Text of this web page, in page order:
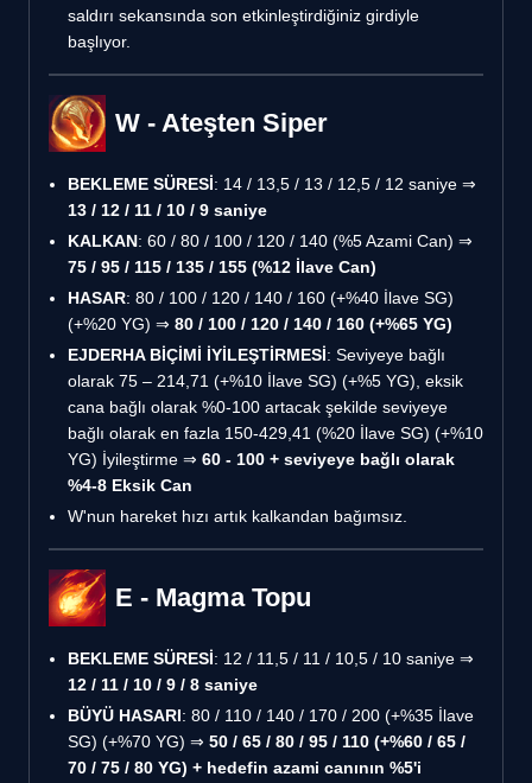
saldırı sekansında son etkinleştirdiğiniz girdiyle
başlıyor.
W - Ateşten Siper
BEKLEME SÜRESİ: 14 / 13,5 / 13 / 12,5 / 12 saniye ⇒
13 / 12 / 11 / 10 / 9 saniye
KALKAN: 60 / 80 / 100 / 120 / 140 (%5 Azami Can) ⇒
75 / 95 / 115 / 135 / 155 (%12 İlave Can)
HASAR: 80 / 100 / 120 / 140 / 160 (+%40 İlave SG)
(+%20 YG) ⇒ 80 / 100 / 120 / 140 / 160 (+%65 YG)
EJDERHA BİÇİMİ İYİLEŞTİRMESİ: Seviyeye bağlı
olarak 75 – 214,71 (+%10 İlave SG) (+%5 YG), eksik
cana bağlı olarak %0-100 artacak şekilde seviyeye
bağlı olarak en fazla 150-429,41 (%20 İlave SG) (+%10
YG) İyileştirme ⇒ 60 - 100 + seviyeye bağlı olarak
%4-8 Eksik Can
W'nun hareket hızı artık kalkandan bağımsız.
E - Magma Topu
BEKLEME SÜRESİ: 12 / 11,5 / 11 / 10,5 / 10 saniye ⇒
12 / 11 / 10 / 9 / 8 saniye
BÜYÜ HASARI: 80 / 110 / 140 / 170 / 200 (+%35 İlave
SG) (+%70 YG) ⇒ 50 / 65 / 80 / 95 / 110 (+%60 / 65 /
70 / 75 / 80 YG) + hedefin azami canının %5'i